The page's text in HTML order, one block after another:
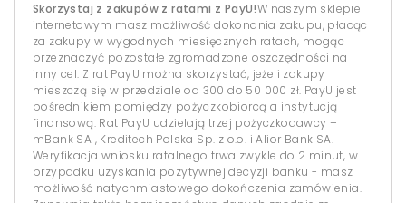
Skorzystaj z zakupów z ratami z PayU!W naszym sklepie
internetowym masz możliwość dokonania zakupu, płacąc
za zakupy w wygodnych miesięcznych ratach, mogąc
przeznaczyć pozostałe zgromadzone oszczędności na
inny cel. Z rat PayU można skorzystać, jeżeli zakupy
mieszczą się w przedziale od 300 do 50 000 zł. PayU jest
pośrednikiem pomiędzy pożyczkobiorcą a instytucją
finansową. Rat PayU udzielają trzej pożyczkodawcy –
mBank SA , Kreditech Polska Sp. z o.o. i Alior Bank SA.
Weryfikacja wniosku ratalnego trwa zwykle do 2 minut, w
przypadku uzyskania pozytywnej decyzji banku - masz
możliwość natychmiastowego dokończenia zamówienia.